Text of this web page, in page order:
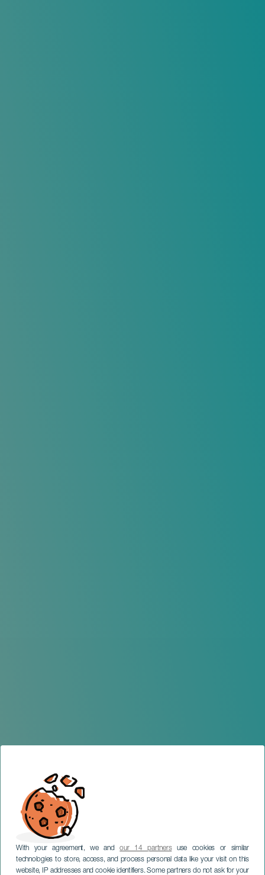
With your agreement, we andour 14 partnersuse cookies or similar
technologies to store, access, and process personal data like your visit on this
website, IP addresses and cookie identifiers. Some partners do not ask for your